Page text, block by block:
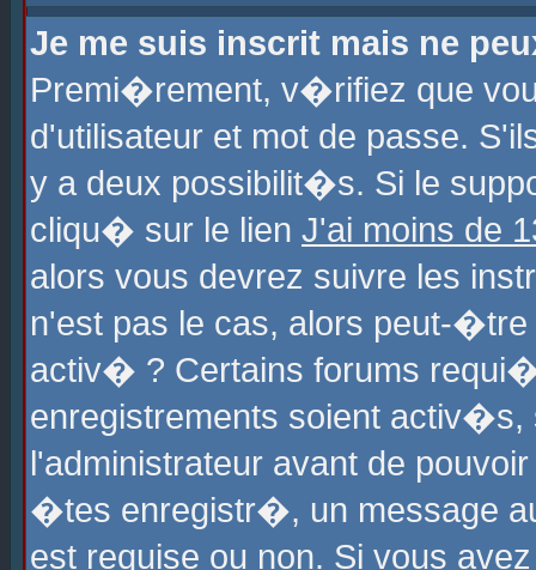
Je me suis inscrit mais ne
Premi�rement, v�rifiez que
d'utilisateur et mot de passe.
y a deux possibilit�s. Si le
cliqu� sur le lien J'ai moins de
alors vous devrez suivre les
n'est pas le cas, alors peut-
activ� ? Certains forums
enregistrements soient
l'administrateur avant de
�tes enregistr�, un message
est requise ou non. Si vous